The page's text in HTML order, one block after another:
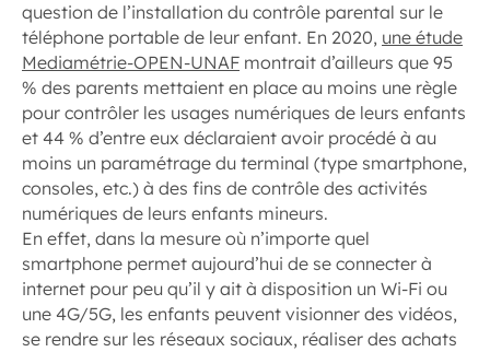
question de l’installation du contrôle parental sur le
téléphone portable de leur enfant. En 2020, une étude
Mediamétrie-OPEN-UNAF montrait d’ailleurs que 95
% des parents mettaient en place au moins une règle
pour contrôler les usages numériques de leurs enfants
et 44 % d’entre eux déclaraient avoir procédé à au
moins un paramétrage du terminal (type smartphone,
consoles, etc.) à des fins de contrôle des activités
numériques de leurs enfants mineurs.
En effet, dans la mesure où n’importe quel
smartphone permet aujourd’hui de se connecter à
internet pour peu qu’il y ait à disposition un Wi-Fi ou
une 4G/5G, les enfants peuvent visionner des vidéos,
se rendre sur les réseaux sociaux, réaliser des achats